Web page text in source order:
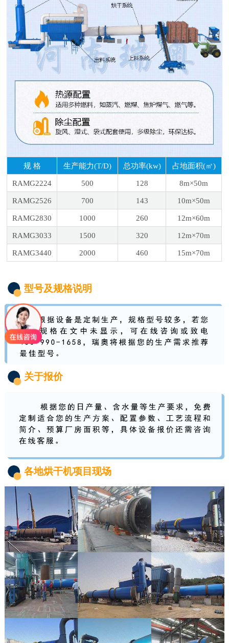
规 格 生产能力(T/D) 总功率(kw)
占地面积(㎡)
RAMG2224
500 128
8m×50m
RAMG2526
700 143
10m×50m
RAMG2830
1000 260
12m×60m
RAMG3033
1500 320
12m×70m
RAMG3440
2000 460 15m×70m
型号及规格说明
关于报价
各地烘干机项目现场